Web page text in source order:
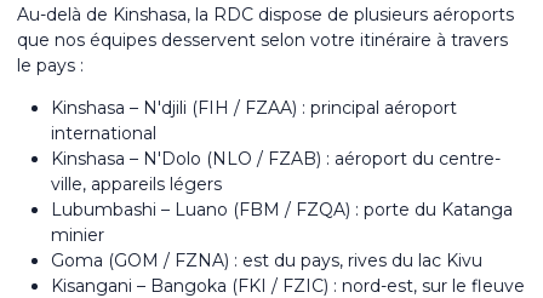
Au-delà de Kinshasa, la RDC dispose de plusieurs aéroports
que nos équipes desservent selon votre itinéraire à travers
le pays :
Kinshasa – N'djili (FIH / FZAA) : principal aéroport
international
Kinshasa – N'Dolo (NLO / FZAB) : aéroport du centre-
ville, appareils légers
Lubumbashi – Luano (FBM / FZQA) : porte du Katanga
minier
Goma (GOM / FZNA) : est du pays, rives du lac Kivu
Kisangani – Bangoka (FKI / FZIC) : nord-est, sur le fleuve